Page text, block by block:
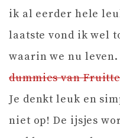
ik al eerder hele
laatste vond ik wel
waarin we nu leven.
dummies van
Je denkt leuk en
niet op! De ijsjes